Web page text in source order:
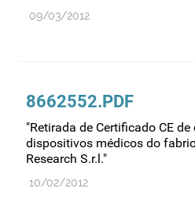
Exportação
Farmacovigilância
Gestão financeira e
Hemoderivados
09/03/2012
8662552.PDF
"Retirada de Certificado CE
dispositivos médicos do
Research S.r.l."
10/02/2012